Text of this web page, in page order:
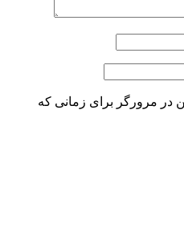
در مرورگر برای زمانی که